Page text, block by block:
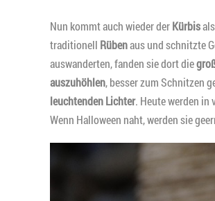
Nun kommt auch wieder derKürbis
traditionell Rübenaus und schnitzte
auswanderten, fanden sie dort die
auszuhöhlen, besser zum Schnitzen
leuchtenden Lichter. Heute werden
Wenn Halloween naht, werden sie